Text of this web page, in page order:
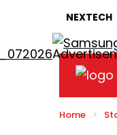
NEXTECH
Home